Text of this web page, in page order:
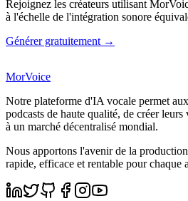
Rejoignez les créateurs utilisant
à l'échelle de l'intégration sonore
Générer gratuitement →
MorVoice
Notre plateforme d'IA vocale permet
podcasts de haute qualité, de créer
à un marché décentralisé mondial.
Nous apportons l'avenir de la
rapide, efficace et rentable pour chaque